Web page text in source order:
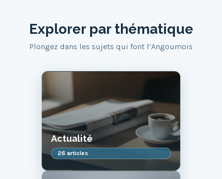
Explorer par thématique
Plongez dans les sujets qui font l’Angoumois
Actualité
26 articles